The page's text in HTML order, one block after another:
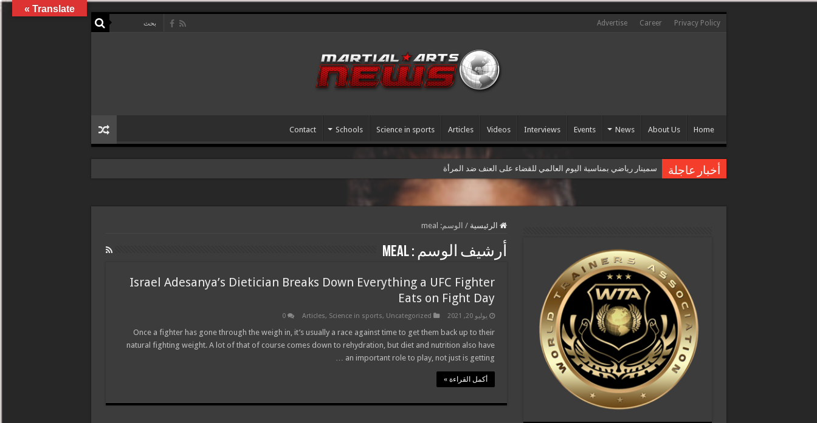
Privacy Policy
Career
Advertise
Home
About Us
News
Events
Interviews
Videos
Articles
Science in sports
Schools
Contact
أخبار عاجلة سمينار رياضي بمناسبة اليوم العالمي للقضاء على العنف ضد المرأة
الرئيسية / الوسم: meal
أرشيف الوسم :meal
Israel Adesanya’s Dietician Breaks Down Everything a UFC Fighter
Eats on Fight Day
يوليو 20, 2021 Articles, Science in sports, Uncategorized
0
Once a fighter has gone through the weigh in, it’s usually a race against time to get them back up to their
natural fighting weight. A lot of that of course comes down to rehydration, but diet and nutrition also have
an important role to play, not just is getting …
أكمل القراءة »
Translate »